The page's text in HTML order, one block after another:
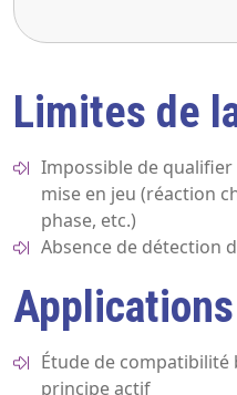
Limites de
Impossible de
mise en jeu (réaction
phase, etc.)
Absence de détection
Étude de
principe actif